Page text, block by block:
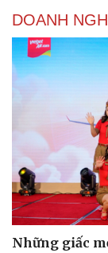
DOANH
Những giấc